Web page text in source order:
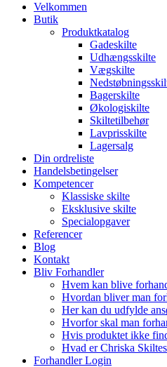
Velkommen
Butik
Produktkatalog
Gadeskilte
Udhængsskilte
Vægskilte
Bagerskilte
Økologiskilte
Skiltetilbehør
Lavprisskilte
Lagersalg
Din ordreliste
Handelsbetingelser
Kompetencer
Klassiske skilte
Eksklusive skilte
Specialopgaver
Referencer
Blog
Kontakt
Bliv Forhandler
Hvem kan blive
Hvordan bliver man
Her kan du udfylde
Hvorfor skal man
Hvis produktet ikke
Hvad er Chriska
Forhandler Login